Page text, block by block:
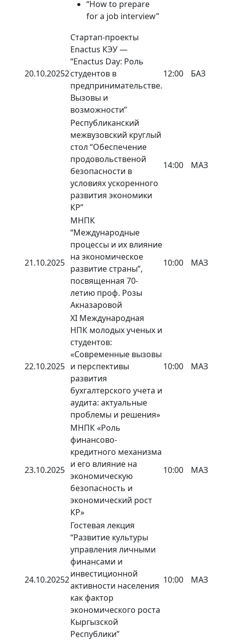
“How to prepare
for a job interview”
20.10.20252
Стартап-проекты
Enactus КЭУ —
“Enactus Day: Роль
студентов в
предпринимательстве.
Вызовы и
возможности”
12:00 БАЗ
Республиканский
межвузовский круглый
стол “Обеспечение
продовольственой
безопасности в
условиях ускоренного
развития экономики
КР”
14:00 МАЗ
21.10.2025
МНПК
“Международные
процессы и их влияние
на экономическое
развитие страны”,
посвященная 70-
летию проф. Розы
Акназаровой
10:00 МАЗ
22.10.2025
XI Международная
НПК молодых ученых и
студентов:
«Современные вызовы
и перспективы
развития
бухгалтерского учета и
аудита: актуальные
проблемы и решения»
10:00 МАЗ
23.10.2025
МНПК «Роль
финансово-
кредитного механизма
и его влияние на
экономическую
безопасность и
экономический рост
КР»
10:00 МАЗ
24.10.20252
Гостевая лекция
“Развитие культуры
управления личными
финансами и
инвестиционной
активности населения
как фактор
экономического роста
Кыргызской
Республики”
10:00 МАЗ